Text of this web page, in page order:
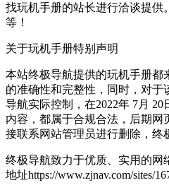
找玩机手册的站长进行洽谈提供
等！
关于玩机手册特别声明
本站终极导航提供的玩机手册都
的准确性和完整性，同时，对于
导航实际控制，在2022年 7月 20
内容，都属于合规合法，后期网
接联系网站管理员进行删除，终
终极导航致力于优质、实用的网
地址https://www.zjnav.com/sites/